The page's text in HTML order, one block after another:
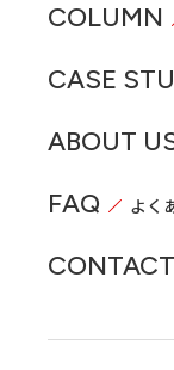
COLUMN
CASE
ABOUT
FAQ よく
CONTACT